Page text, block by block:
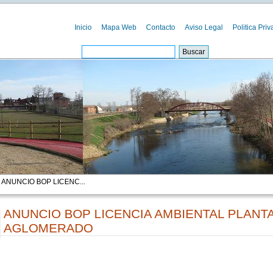
Inicio Mapa Web Contacto Aviso Legal Politica
BOP LICENC...
ANUNCIO BOP LICENCIA AMBIENTAL
AGLOMERADO